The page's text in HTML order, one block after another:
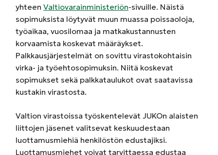
yhteen Valtiovarainministeriön-sivuille. Näistä
sopimuksista löytyvät muun muassa poissaoloja,
työaikaa, vuosilomaa ja matkakustannusten
korvaamista koskevat määräykset.
Palkkausjärjestelmät on sovittu virastokohtaisin
virka- ja työehtosopimuksin. Niitä koskevat
sopimukset sekä palkkataulukot ovat saatavissa
kustakin virastosta.
Valtion virastoissa työskentelevät JUKOn alaisten
liittojen jäsenet valitsevat keskuudestaan
luottamusmiehiä henkilöstön edustajiksi.
Luottamusmiehet voivat tarvittaessa edustaa